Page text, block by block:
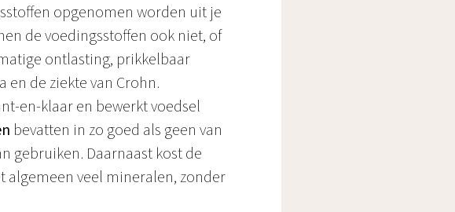
opgenomen worden uit je
de voedingsstoffen ook niet, of
ontlasting, prikkelbaar
de ziekte van Crohn.
en-klaar en bewerkt voedsel
bevatten in zo goed als geen van
gebruiken. Daarnaast kost de
veel mineralen, zonder